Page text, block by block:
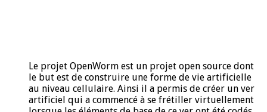
Le projet OpenWorm est un projet open source dont
le but est de construire une forme de vie artificielle
au niveau cellulaire. Ainsi il a permis de créer un ver
artificiel qui a commencé à se frétiller virtuellement